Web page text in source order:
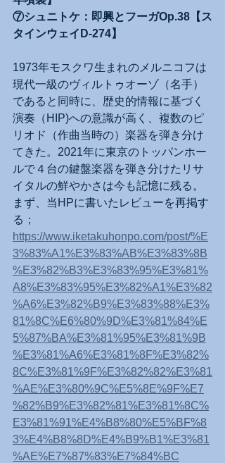
⑦シュニトケ：即興とフーガOp.38【ス
タインウェイD-274】
1973年モスクワ生まれのメルニコフは
現代一級のヴィルトゥオーゾ（名手）
であると同時に、歴史的情報に基づく
演奏（HIP)への意識が高く、複数のピ
リオド（作曲当時の）楽器を弾き分け
てきた。2021年に東京のトッパンホー
ルで４台の鍵盤楽器を弾き分けたリサ
イタルの鮮やかさは今も記憶に残る。
まず、当HPに書いたレビューを再掲す
る；
https://www.iketakuhonpo.com/post/%E
3%83%A1%E3%83%AB%E3%83%8B
%E3%82%B3%E3%83%95%E3%81%
A8%E3%83%95%E3%82%A1%E3%82
%A6%E3%82%B9%E3%83%88%E3%
81%8C%E6%80%9D%E3%81%84%E
5%87%BA%E3%81%95%E3%81%9B
%E3%81%A6%E3%81%8F%E3%82%
8C%E3%81%9F%E3%82%82%E3%81
%AE%E3%80%9C%E5%8E%9F%E7
%82%B9%E3%82%81%E3%81%8C%
E3%81%91%E4%B8%80%E5%BF%8
3%E4%B8%8D%E4%B9%B1%E3%81
%AE%E7%87%83%E7%84%BC